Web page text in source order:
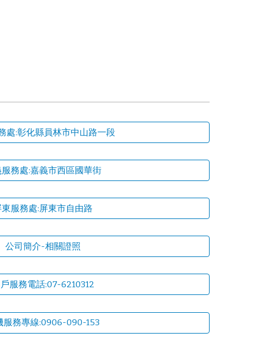
處:彰化縣員林市中山路一段
務處:嘉義市西區國華街
服務處:屏東市自由路
公司簡介-相關證照
服務電話:07-6210312
服務專線:0906-090-153